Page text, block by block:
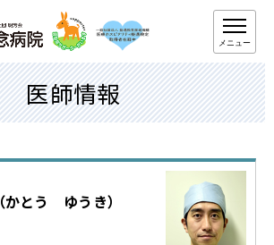
メニュー
医師情報
（かとう ゆうき）